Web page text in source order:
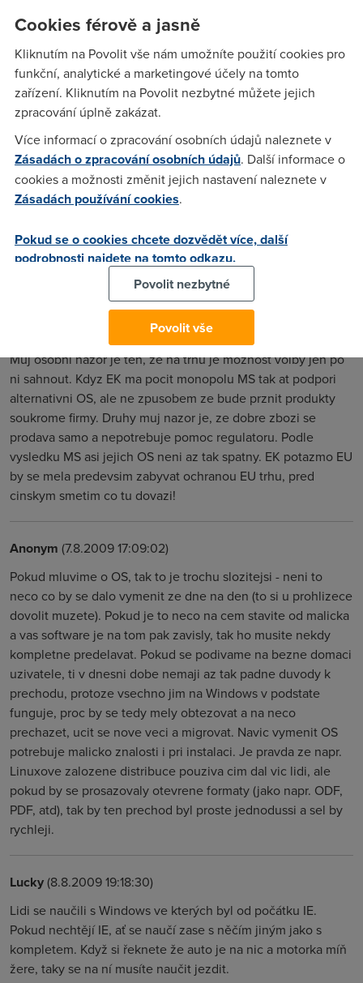
Anonym(7.8.2009 15:16:51)
EK se cpe tam, kde citi nevyvazeny podil mezi
konkurencnimi produkty. To znamena, ze i kdyz je treba
Windows jako OS na desktopu nejrozsirenejsi, neznamena,
ze je nejlepsi, existuje zde nekolik dalsich, ktere muzou byt
jak dobre chteji ale nemaji velikou sanci se prirozene dostat
mezi masu lidi. A kdyz takova spolecnost pak vpodstate
ovlada vetsinu sveta, tak to neni urcite nic dobreho.
Griňo Fago(7.8.2009 15:50:52)
Pokud budem mluvit o prohlizecich tak FireFox si sve
uzivatele vybojoval i bez EK, dari se mu na trhu velice dobre,
proc Opera tohle nedovede at si kazdy odpovi sam. Pokud
Win nejsou nejlepsi system tak proc ho vsichni pouzivaji?
Muj osobni nazor je ten, ze na trhu je moznost volby jen po
ni sahnout. Kdyz EK ma pocit monopolu MS tak at podpori
alternativni OS, ale ne zpusobem ze bude prznit produkty
soukrome firmy. Druhy muj nazor je, ze dobre zbozi se
prodava samo a nepotrebuje pomoc regulatoru. Podle
vysledku MS asi jejich OS neni az tak spatny. EK potazmo EU
by se mela predevsim zabyvat ochranou EU trhu, pred
cinskym smetim co tu dovazi!
Anonym (7.8.2009 17:09:02)
Pokud mluvime o OS, tak to je trochu slozitejsi - neni to
neco co by se dalo vymenit ze dne na den (to si u prohlizece
dovolit muzete). Pokud je to neco na cem stavite od malicka
a vas software je na tom pak zavisly, tak ho musite nekdy
kompletne predelavat. Pokud se podivame na bezne domaci
uzivatele, ti v dnesni dobe nemaji az tak padne duvody k
prechodu, protoze vsechno jim na Windows v podstate
funguje, proc by se tedy mely obtezovat a na neco
prechazet, ucit se nove veci a migrovat. Navic vymenit OS
potrebuje malicko znalosti i pri instalaci. Je pravda ze napr.
Linuxove zalozene distribuce pouziva cim dal vic lidi, ale
pokud by se prosazovaly otevrene formaty (jako napr. ODF,
PDF, atd), tak by ten prechod byl proste jednodussi a sel by
rychleji.
Lucky(8.8.2009 19:18:30)
Lidi se naučili s Windows ve kterých byl od počátku IE.
Pokud nechtějí IE, ať se naučí zase s něčím jiným jako s
kompletem. Když si řeknete že auto je na nic a motorka míň
žere, taky se na ní musíte naučit jezdit.
Cookies férově a jasně
Kliknutím na Povolit vše nám umožníte použití cookies pro
funkční, analytické a marketingové účely na tomto
zařízení. Kliknutím na Povolit nezbytné můžete jejich
zpracování úplně zakázat.
Více informací o zpracování osobních údajů naleznete v
Zásadách o zpracování osobních údajů. Další informace o
cookies a možnosti změnit jejich nastavení naleznete v
Zásadách používání cookies.
Pokud se o cookies chcete dozvědět více, další
podrobnosti najdete na tomto odkazu.
Povolit nezbytné
Povolit vše